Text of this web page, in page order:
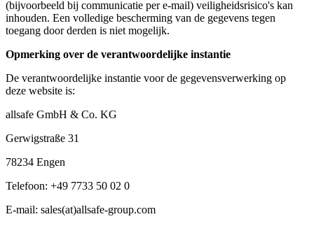
(bijvoorbeeld bij communicatie per e-mail) veiligheidsrisico's kan
inhouden. Een volledige bescherming van de gegevens tegen
toegang door derden is niet mogelijk.
Opmerking over de verantwoordelijke instantie
De verantwoordelijke instantie voor de gegevensverwerking op
deze website is:
allsafe GmbH & Co. KG
Gerwigstraße 31
78234 Engen
Telefoon: +49 7733 50 02 0
E-mail: sales(at)allsafe-group.com